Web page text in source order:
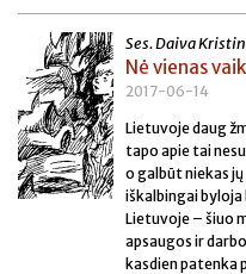
Ses. Daiva
Nė vienas
2017-06-14
Lietuvoje daug
tapo apie tai
o galbūt niekas
iškalbingai byloja
Lietuvoje – šiuo
apsaugos ir
kasdien patenka